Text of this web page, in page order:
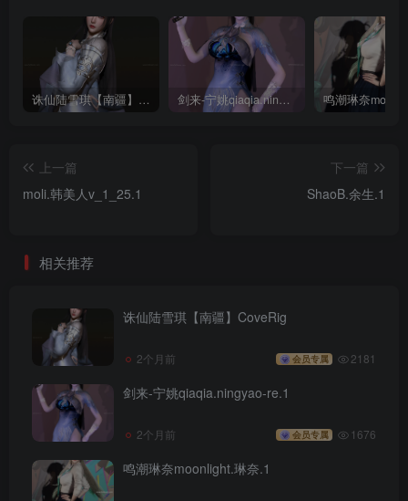
诛仙陆雪琪【南疆】CoveRig 剑来-宁姚qiaqia.ningyao-re.1
上一篇
moli.韩美人v_1_25.1
下一篇
ShaoB.余生.1
相关推荐
诛仙陆雪琪【南疆】CoveRig
2个月前 会员专属 2181
剑来-宁姚qiaqia.ningyao-re.1
2个月前 会员专属 1676
鸣潮琳奈moonlight.琳奈.1